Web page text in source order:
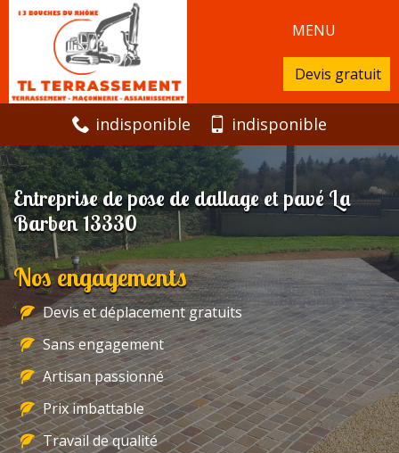
MENU
Devis gratuit
indisponible indisponible
Entreprise de pose de dallage et pavé La
Barben 13330
Nos engagements
Devis et déplacement gratuits
Sans engagement
Artisan passionné
Prix imbattable
Travail de qualité